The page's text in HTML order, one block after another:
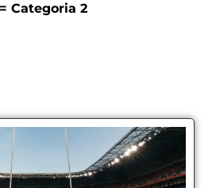
= Categoria 2